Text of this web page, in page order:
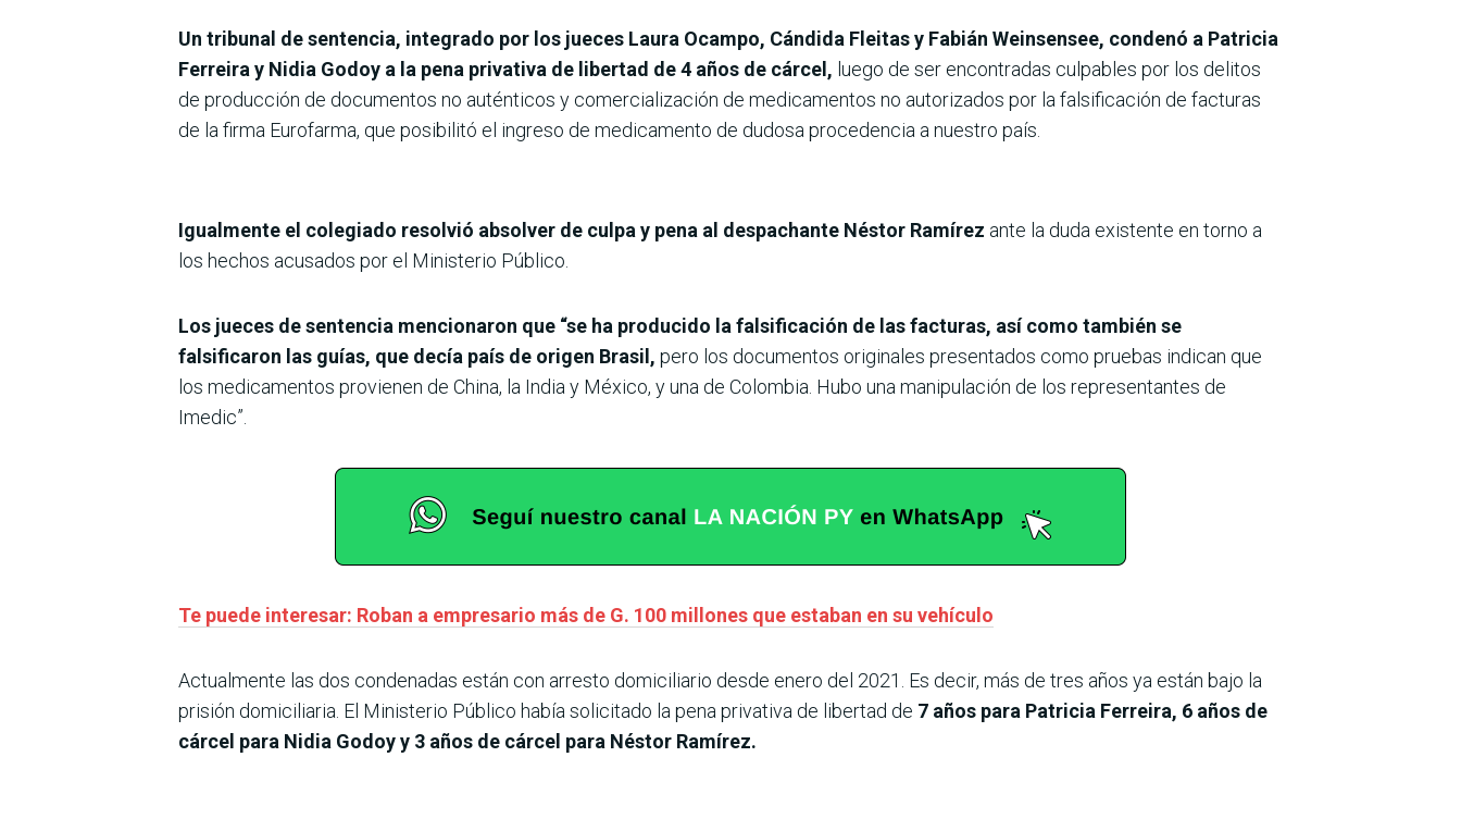
Un tribunal de sentencia, integrado por los jueces Laura Ocampo, Cándida Fleitas y Fabián Weinsensee, condenó a Patricia
Ferreira y Nidia Godoy a la pena privativa de libertad de 4 años de cárcel, luego de ser encontradas culpables por los delitos
de producción de documentos no auténticos y comercialización de medicamentos no autorizados por la falsificación de facturas
de la firma Eurofarma, que posibilitó el ingreso de medicamento de dudosa procedencia a nuestro país.
Igualmente el colegiado resolvió absolver de culpa y pena al despachante Néstor Ramírez ante la duda existente en torno a
los hechos acusados por el Ministerio Público.
Los jueces de sentencia mencionaron que “se ha producido la falsificación de las facturas, así como también se
falsificaron las guías, que decía país de origen Brasil, pero los documentos originales presentados como pruebas indican que
los medicamentos provienen de China, la India y México, y una de Colombia. Hubo una manipulación de los representantes de
Imedic”.
Te puede interesar: Roban a empresario más de G. 100 millones que estaban en su vehículo
Actualmente las dos condenadas están con arresto domiciliario desde enero del 2021. Es decir, más de tres años ya están bajo la
prisión domiciliaria. El Ministerio Público había solicitado la pena privativa de libertad de 7 años para Patricia Ferreira, 6 años de
cárcel para Nidia Godoy y 3 años de cárcel para Néstor Ramírez.